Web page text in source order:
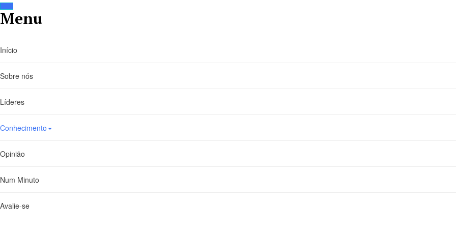
Menu
Início
Sobre nós
Líderes
Conhecimento
Opinião
Num Minuto
Avalie-se